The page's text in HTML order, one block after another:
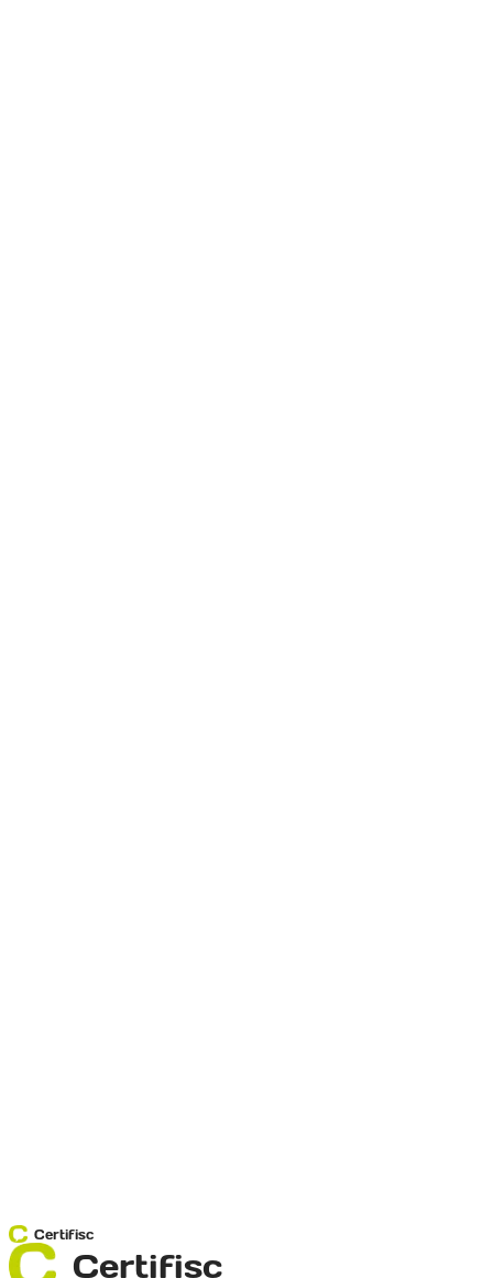
Certifisc
Certifisc